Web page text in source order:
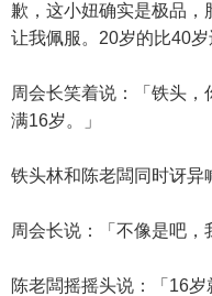
歉，这小妞确实是极品，
让我佩服。20岁的比40岁
周会长笑着说：「铁头，
满16岁。」
铁头林和陈老闆同时讶
周会长说：「不像是吧，
陈老闆摇摇头说：「16